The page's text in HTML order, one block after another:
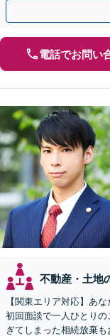
電話でお問い
不動産・土地
【関東エリア対応】あ
初回面談で一人ひとり
ぎてしまった相続放棄